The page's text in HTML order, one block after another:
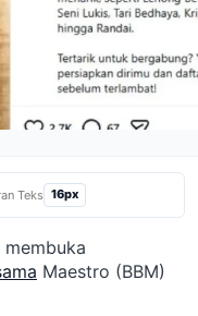
Teks 16px
membuka
Maestro (BBM)